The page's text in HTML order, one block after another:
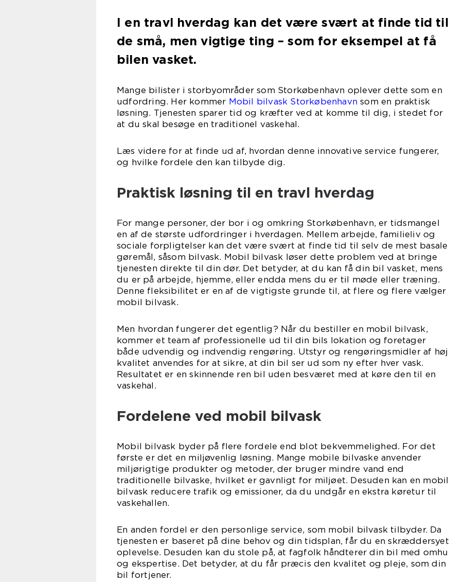
I en travl hverdag kan det være svært at finde tid til
de små, men vigtige ting – som for eksempel at få
bilen vasket.
Mange bilister i storbyområder som Storkøbenhavn oplever dette som en
udfordring. Her kommer Mobil bilvask Storkøbenhavn som en praktisk
løsning. Tjenesten sparer tid og kræfter ved at komme til dig, i stedet for
at du skal besøge en traditionel vaskehal.
Læs videre for at finde ud af, hvordan denne innovative service fungerer,
og hvilke fordele den kan tilbyde dig.
Praktisk løsning til en travl hverdag
For mange personer, der bor i og omkring Storkøbenhavn, er tidsmangel
en af de største udfordringer i hverdagen. Mellem arbejde, familieliv og
sociale forpligtelser kan det være svært at finde tid til selv de mest basale
gøremål, såsom bilvask. Mobil bilvask løser dette problem ved at bringe
tjenesten direkte til din dør. Det betyder, at du kan få din bil vasket, mens
du er på arbejde, hjemme, eller endda mens du er til møde eller træning.
Denne fleksibilitet er en af de vigtigste grunde til, at flere og flere vælger
mobil bilvask.
Men hvordan fungerer det egentlig? Når du bestiller en mobil bilvask,
kommer et team af professionelle ud til din bils lokation og foretager
både udvendig og indvendig rengøring. Utstyr og rengøringsmidler af høj
kvalitet anvendes for at sikre, at din bil ser ud som ny efter hver vask.
Resultatet er en skinnende ren bil uden besværet med at køre den til en
vaskehal.
Fordelene ved mobil bilvask
Mobil bilvask byder på flere fordele end blot bekvemmelighed. For det
første er det en miljøvenlig løsning. Mange mobile bilvaske anvender
miljørigtige produkter og metoder, der bruger mindre vand end
traditionelle bilvaske, hvilket er gavnligt for miljøet. Desuden kan en mobil
bilvask reducere trafik og emissioner, da du undgår en ekstra køretur til
vaskehallen.
En anden fordel er den personlige service, som mobil bilvask tilbyder. Da
tjenesten er baseret på dine behov og din tidsplan, får du en skræddersyet
oplevelse. Desuden kan du stole på, at fagfolk håndterer din bil med omhu
og ekspertise. Det betyder, at du får præcis den kvalitet og pleje, som din
bil fortjener.